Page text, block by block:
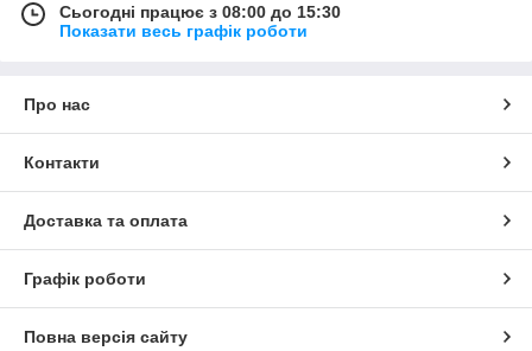
Сьогодні працює з 08:00 до 15:30
Показати весь графік роботи
Про нас
Контакти
Доставка та оплата
Графік роботи
Повна версія сайту